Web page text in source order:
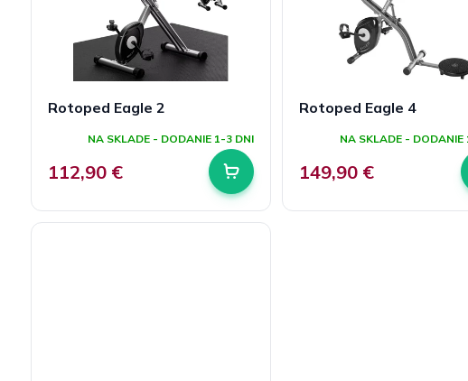
Rotoped Eagle 2
NA SKLADE - DODANIE 1-3 DNI
112,90 €
Rotoped Eagle 4
NA SKLADE - DODANIE
149,90 €